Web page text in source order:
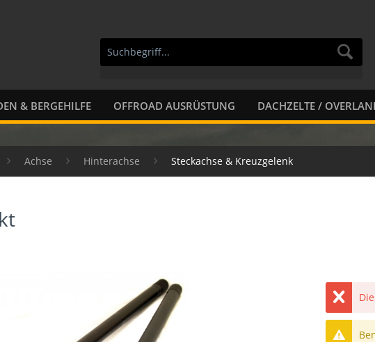
& BERGEHILFE OFFROAD AUSRÜSTUNG DACHZELTE /
Achse Hinterachse Steckachse & Kreuzgelenk